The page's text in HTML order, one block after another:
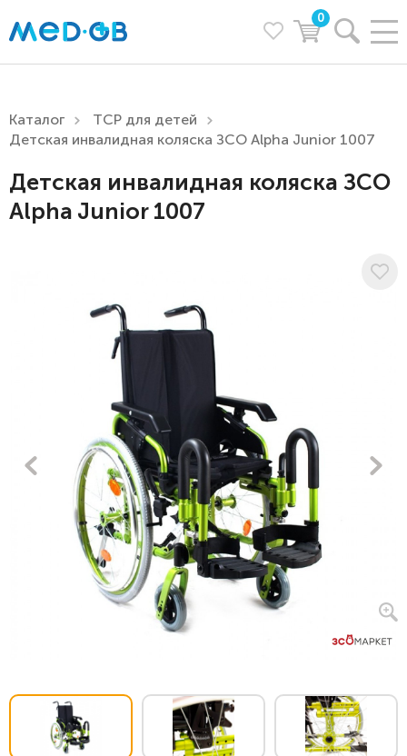
0
Каталог
ТСР для детей
Детская инвалидная коляска ЗСО Alpha Junior 1007
Детская инвалидная коляска ЗСО
Alpha Junior 1007